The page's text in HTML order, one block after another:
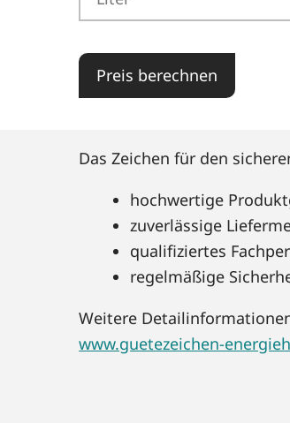
Preis berechnen
Das Zeichen für den
hochwertige
zuverlässige
qualifiziertes
regelmäßige
Weitere
www.guetezeichen-